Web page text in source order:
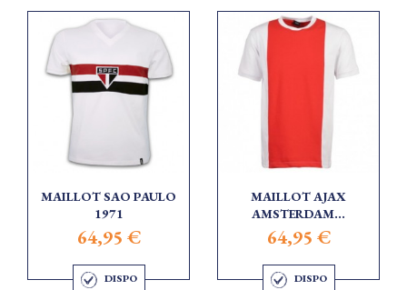
MAILLOT SAO PAULO
1971
64,95 €
DISPO
MAILLOT AJAX
AMSTERDAM...
64,95 €
DISPO